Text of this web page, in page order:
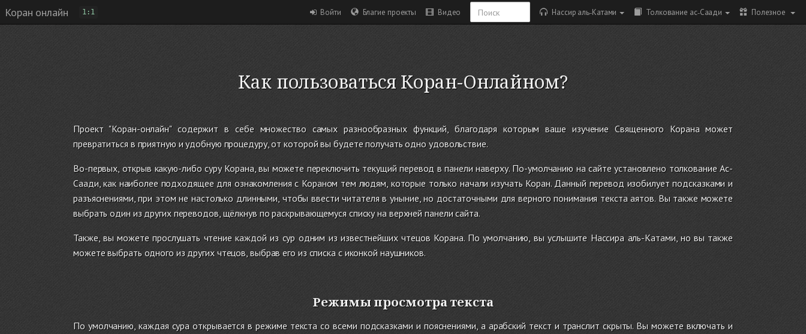
Коран онлайн 1:1 Войти Благие проекты Видео Нассир аль-Катами Толкование ас-Саади Полезное
Как пользоваться Коран-Онлайном?
Проект "Коран-онлайн" содержит в себе множество самых разнообразных функций, благодаря которым ваше изучение Священного Корана может
превратиться в приятную и удобную процедуру, от которой вы будете получать одно удовольствие.
Во-первых, открыв какую-либо суру Корана, вы можете переключить текущий перевод в панели наверху. По-умолчанию на сайте установлено толкование Ас-
Саади, как наиболее подходящее для ознакомления с Кораном тем людям, которые только начали изучать Коран. Данный перевод изобилует подсказками и
разъяснениями, при этом не настолько длинными, чтобы ввести читателя в уныние, но достаточными для верного понимания текста аятов. Вы также можете
выбрать один из других переводов, щёлкнув по раскрывающемуся списку на верхней панели сайта.
Также, вы можете прослушать чтение каждой из сур одним из известнейших чтецов Корана. По умолчанию, вы услышите Нассира аль-Катами, но вы также
можете выбрать одного из других чтецов, выбрав его из списка с иконкой наушников.
Режимы просмотра текста
По умолчанию, каждая сура открывается в режиме текста со всеми подсказками и пояснениями, а арабский текст и транслит скрыты. Вы можете включать и